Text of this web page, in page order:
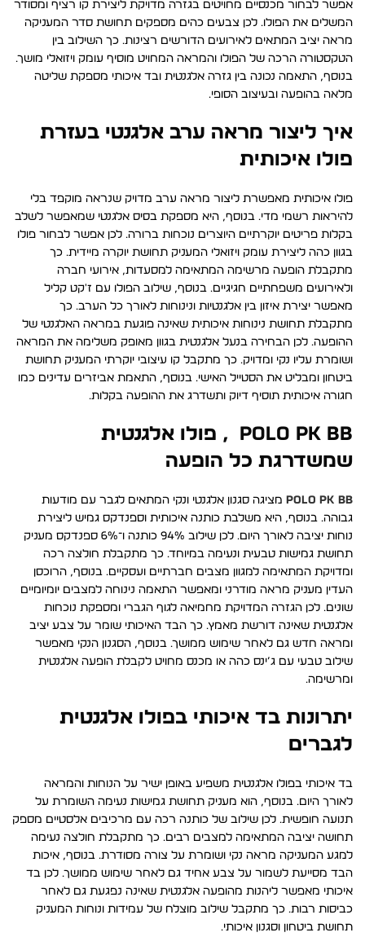
אפשר לבחור מכנסיים מחויטים בגזרה מדויקת ליצירת קו רציף ומסודר
המשלים את הפולו. לכן צבעים כהים מספקים תחושת סדר המעניקה
מראה יציב המתאים לאירועים הדורשים רצינות. כך השילוב בין
הטקסטורה הרכה של הפולו והמראה המחויט מוסיף עומק ויזואלי מושך.
בנוסף, התאמה נכונה בין גזרה אלגנטית ובד איכותי מספקת שליטה
מלאה בהופעה ובעיצוב הסופי.
איך ליצור מראה ערב אלגנטי בעזרת
פולו איכותית
פולו איכותית מאפשרת ליצור מראה ערב מדויק שנראה מוקפד בלי
להיראות רשמי מדי. בנוסף, היא מספקת בסיס אלגנטי שמאפשר לשלב
בקלות פריטים יוקרתיים היוצרים נוכחות ברורה. לכן אפשר לבחור פולו
בגוון כהה ליצירת עומק ויזואלי המעניק תחושת יוקרה מיידית. כך
מתקבלת הופעה מרשימה המתאימה למסעדות, אירועי חברה
ולאירועים משפחתיים חגיגיים. בנוסף, שילוב הפולו עם ז'קט קליל
מאפשר יצירת איזון בין אלגנטיות ונינוחות לאורך כל הערב. כך
מתקבלת תחושת נינוחות איכותית שאינה פוגעת במראה האלגנטי של
ההופעה. לכן הבחירה בנעל אלגנטית בגוון מאופק משלימה את המראה
ושומרת עליו נקי ומדויק. כך מתקבל קו עיצובי יוקרתי המעניק תחושת
ביטחון ומבליט את הסטייל האישי. בנוסף, התאמת אביזרים עדינים כמו
חגורה איכותית תוסיף דיוק ותשדרג את ההופעה בקלות.
POLO PK BB , פולו אלגנטית
שמשדרגת כל הופעה
POLO PK BB מציגה סגנון אלגנטי ונקי המתאים לגבר עם מודעות
גבוהה. בנוסף, היא משלבת כותנה איכותית וספנדקס גמיש ליצירת
נוחות יציבה לאורך היום. לכן שילוב 94% כותנה ו־6% ספנדקס מעניק
תחושת גמישות טבעית ונעימה במיוחד. כך מתקבלת חולצה רכה
ומדויקת המתאימה למגוון מצבים חברתיים ועסקיים. בנוסף, הרוכסן
העדין מעניק מראה מודרני ומאפשר התאמה נינוחה למצבים יומיומיים
שונים. לכן הגזרה המדויקת מחמיאה לגוף הגברי ומספקת נוכחות
אלגנטית שאינה דורשת מאמץ. כך הבד האיכותי שומר על צבע יציב
ומראה חדש גם לאחר שימוש ממושך. בנוסף, הסגנון הנקי מאפשר
שילוב טבעי עם ג’ינס כהה או מכנס מחויט לקבלת הופעה אלגנטית
ומרשימה.
יתרונות בד איכותי בפולו אלגנטית
לגברים
בד איכותי בפולו אלגנטית משפיע באופן ישיר על הנוחות והמראה
לאורך היום. בנוסף, הוא מעניק תחושת גמישות נעימה השומרת על
תנועה חופשית. לכן שילוב של כותנה רכה עם מרכיבים אלסטיים מספק
תחושה יציבה המתאימה למצבים רבים. כך מתקבלת חולצה נעימה
למגע המעניקה מראה נקי ושומרת על צורה מסודרת. בנוסף, איכות
הבד מסייעת לשמור על צבע אחיד גם לאחר שימוש ממושך. לכן בד
איכותי מאפשר ליהנות מהופעה אלגנטית שאינה נפגעת גם לאחר
כביסות רבות. כך מתקבל שילוב מוצלח של עמידות ונוחות המעניק
תחושת ביטחון וסגנון איכותי.